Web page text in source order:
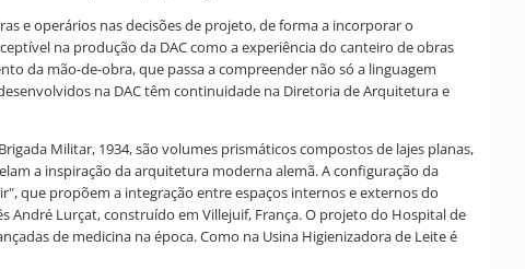
e operários nas decisões de projeto, de forma a incorporar o
na produção da DAC como a experiência do canteiro de obras
da mão-de-obra, que passa a compreender não só a linguagem
na DAC têm continuidade na Diretoria de Arquitetura e
Militar, 1934, são volumes prismáticos compostos de lajes planas,
a inspiração da arquitetura moderna alemã. A configuração da
que propõem a integração entre espaços internos e externos do
André Lurçat, construído em Villejuif, França. O projeto do Hospital de
de medicina na época. Como na Usina Higienizadora de Leite é